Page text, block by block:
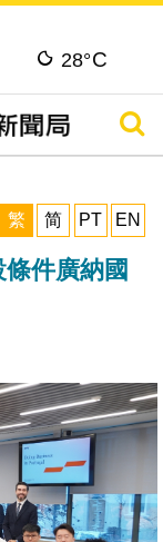
28°C
搜尋
繁
简 PT EN
件廣納國